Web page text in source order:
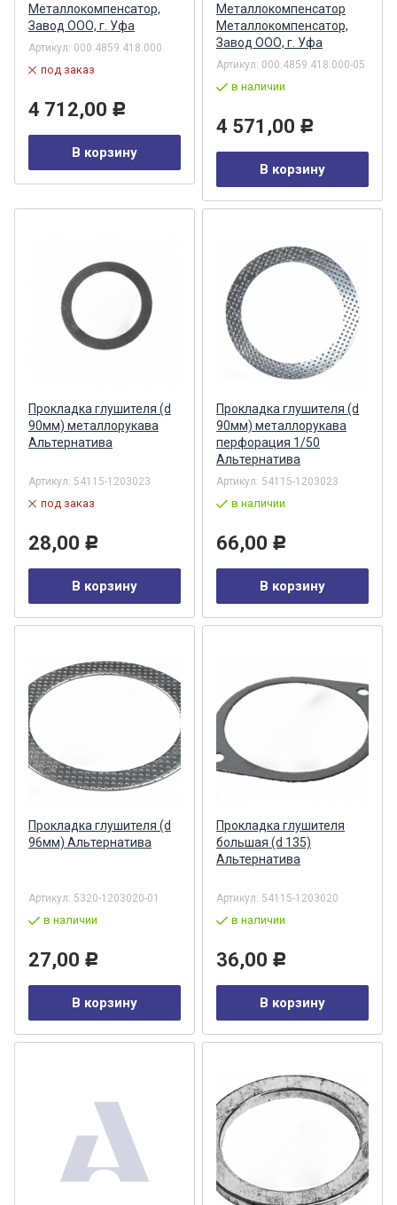
Металлокомпенсатор,
Завод ООО, г. Уфа
Артикул: 000.4859.418.000
под заказ
4 712,00 Р
В корзину
Металлокомпенсатор
Металлокомпенсатор,
Завод ООО, г. Уфа
Артикул: 000.4859.418.000-05
в наличии
4 571,00 Р
В корзину
Прокладка глушителя (d
90мм) металлорукава
Альтернатива
Артикул: 54115-1203023
под заказ
28,00 Р
В корзину
Прокладка глушителя (d
90мм) металлорукава
перфорация 1/50
Альтернатива
Артикул: 54115-1203023
в наличии
66,00 Р
В корзину
Прокладка глушителя (d
96мм) Альтернатива
Артикул: 5320-1203020-01
в наличии
27,00 Р
В корзину
Прокладка глушителя
большая (d 135)
Альтернатива
Артикул: 54115-1203020
в наличии
36,00 Р
В корзину